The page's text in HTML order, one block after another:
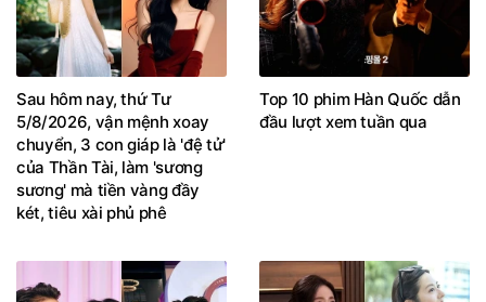
Sau hôm nay, thứ Tư
5/8/2026, vận mệnh xoay
chuyển, 3 con giáp là 'đệ tử'
của Thần Tài, làm 'sương
sương' mà tiền vàng đầy
két, tiêu xài phủ phê
Top 10 phim Hàn Quốc dẫn
đầu lượt xem tuần qua